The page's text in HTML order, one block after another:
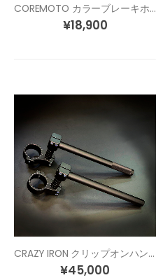
COREMOTO カラーブレーキホース ZX-10R
¥18,900
CRAZY IRON クリップオンハンドル 各色 / 各サイズ
¥45,000